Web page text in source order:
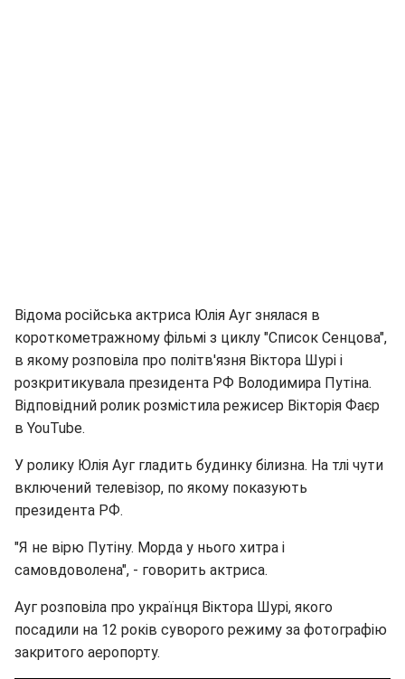
Відома російська актриса Юлія Ауг знялася в
короткометражному фільмі з циклу "Список Сенцова",
в якому розповіла про політв'язня Віктора Шурі і
розкритикувала президента РФ Володимира Путіна.
Відповідний ролик розмістила режисер Вікторія Фаєр
в YouTube.
У ролику Юлія Ауг гладить будинку білизна. На тлі чути
включений телевізор, по якому показують
президента РФ.
"Я не вірю Путіну. Морда у нього хитра і
самовдоволена", - говорить актриса.
Ауг розповіла про українця Віктора Шурі, якого
посадили на 12 років суворого режиму за фотографію
закритого аеропорту.